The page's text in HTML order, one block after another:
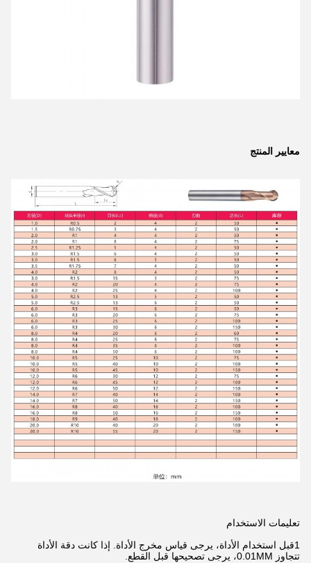
معايير المنتج
تعليمات الاستخدام
1قبل استخدام الأداة، يرجى قياس مخرج الأداة. إذا كانت دقة الأداة
تتجاوز 0.01MM، يرجى تصحيحها قبل القطع.